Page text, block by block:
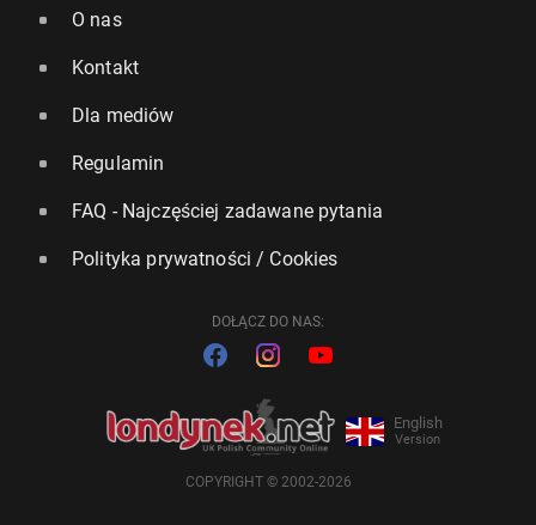
O nas
Kontakt
Dla mediów
Regulamin
FAQ - Najczęściej zadawane pytania
Polityka prywatności / Cookies
DOŁĄCZ DO NAS:
English
Version
COPYRIGHT © 2002-2026